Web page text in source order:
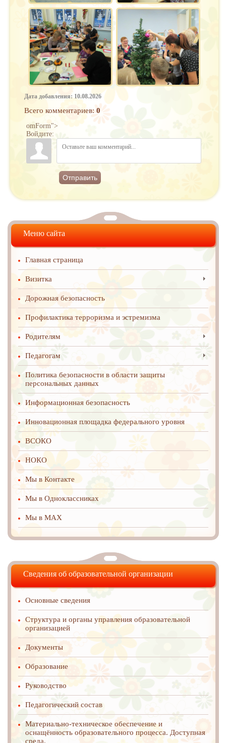
Дата добавления: 10.08.2026
Всего комментариев: 0
omForm">
Войдите:
Отправить
Меню сайта
Главная страница
Визитка
Дорожная безопасность
Профилактика терроризма и эстремизма
Родителям
Педагогам
Политика безопасности в области защиты
персональных данных
Информационная безопасность
Инновационная площадка федерального уровня
ВСОКО
НОКО
Мы в Контакте
Мы в Одноклассниках
Мы в MAX
Сведения об образовательной организации
Основные сведения
Структура и органы управления образовательной
организацией
Документы
Образование
Руководство
Педагогический состав
Материально-техническое обеспечение и
оснащённость образовательного процесса. Доступная
среда.